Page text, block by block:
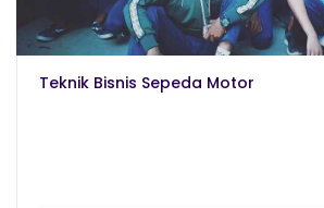
Teknik Bisnis Sepeda Motor